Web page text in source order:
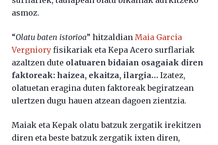
asmoz.
“Olatu baten istorioa” hitzaldian Maia Garcia
Vergniory fisikariak eta Kepa Acero surflariak
azaltzen dute olatuaren bidaian osagaiak diren
faktoreak: haizea, ekaitza, ilargia… Izatez,
olatuetan eragina duten faktoreak begiratzean
ulertzen dugu hauen atzean dagoen zientzia.
Maiak eta Kepak olatu batzuk zergatik irekitzen
diren eta beste batzuk zergatik ixten diren,